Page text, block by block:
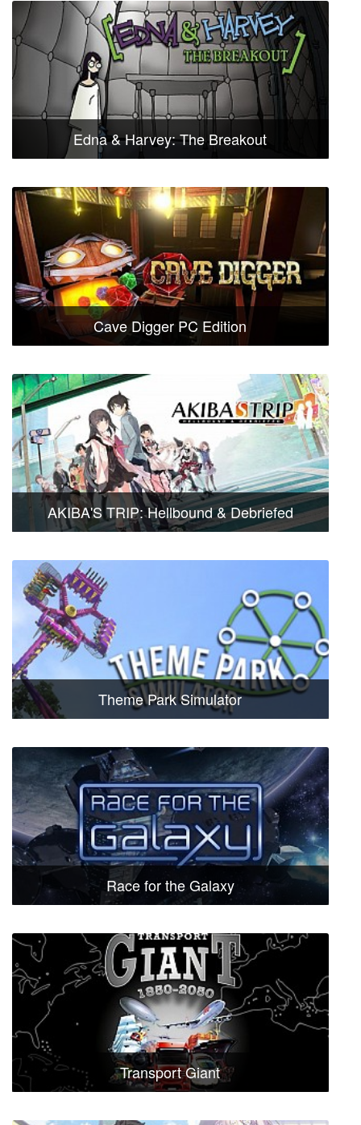
Edna & Harvey: The Breakout
Cave Digger PC Edition
AKIBA'S TRIP: Hellbound & Debriefed
Theme Park Simulator
Race for the Galaxy
Transport Giant